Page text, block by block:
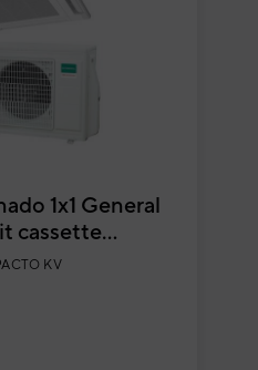
1x1 General
cassette
KV